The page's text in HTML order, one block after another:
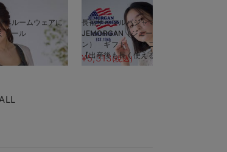
ルームウェアに
ソール
長袖サーマルパジャマ3点セット
JEMORGAN（ジェーイーモーガ
ン） ギフト マタニティ・産後
【出産後も長く使える】
¥5,313 (税込)